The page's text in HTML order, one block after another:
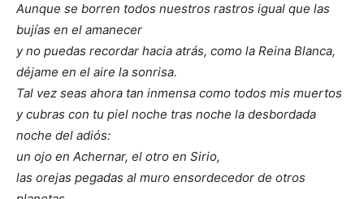
Aunque se borren todos nuestros rastros igual que las
bujías en el amanecer
y no puedas recordar hacia atrás, como la Reina Blanca,
déjame en el aire la sonrisa.
Tal vez seas ahora tan inmensa como todos mis muertos
y cubras con tu piel noche tras noche la desbordada
noche del adiós:
un ojo en Achernar, el otro en Sirio,
las orejas pegadas al muro ensordecedor de otros